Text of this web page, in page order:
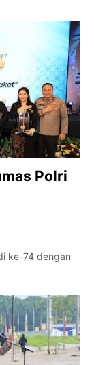
Polri
ke-74 dengan